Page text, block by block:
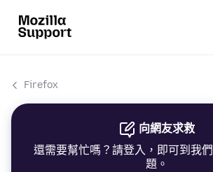
Firefox
向網友求救
還需要幫忙嗎？請登入，即可到我
題。